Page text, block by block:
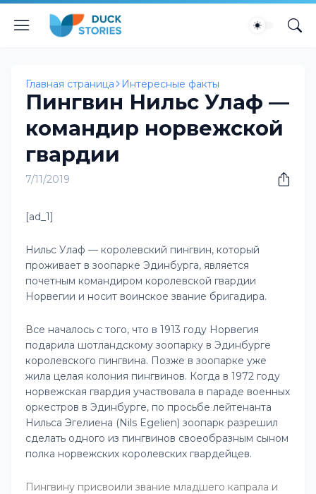
Главная страница Интересные факты
Пингвин Нильс Улаф —
командир норвежской
гвардии
7/11/2019
[ad_1]
Нильс Улаф — королевский пингвин, который
проживает в зоопарке Эдинбурга, является
почетным командиром королевской гвардии
Норвегии и носит воинское звание бригадира.
Все началось с того, что в 1913 году Норвегия
подарила шотландскому зоопарку в Эдинбурге
королевского пингвина. Позже в зоопарке уже
жила целая колония пингвинов. Когда в 1972 году
норвежская гвардия участвовала в параде военных
оркестров в Эдинбурге, по просьбе лейтенанта
Нильса Эгелиена (Nils Egelien) зоопарк разрешил
сделать одного из пингвинов своеобразным сыном
полка норвежских королевских гвардейцев.
Пингвину присвоили звание младшего капрала и